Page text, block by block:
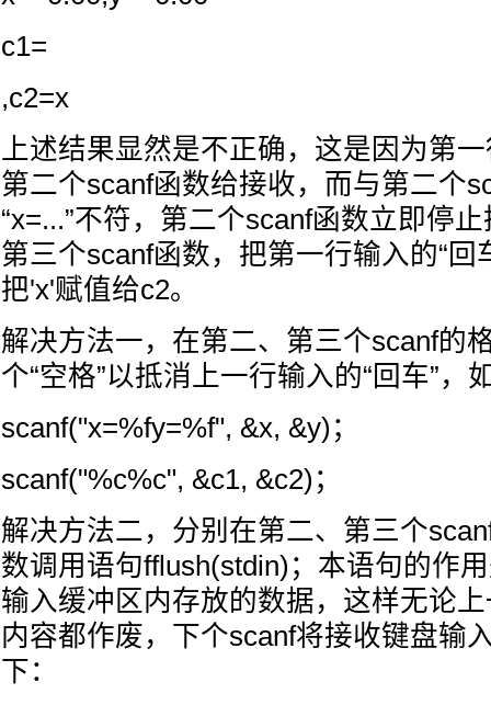
c1=
,c2=x
上述结果显然是不正确，这是因为第
第二个scanf函数给接收，而与第二个
“x=...”不符，第二个scanf函数立即停
第三个scanf函数，把第一行输入的“回
把'x'赋值给c2。
解决方法一，在第二、第三个scanf的
个“空格”以抵消上一行输入的“回车”，
scanf("x=%fy=%f", &x, &y)；
scanf("%c%c", &c1, &c2)；
解决方法二，分别在第二、第三个
数调用语句fflush(stdin)；本语句的作
输入缓冲区内存放的数据，这样无论
内容都作废，下个scanf将接收键盘输
下：